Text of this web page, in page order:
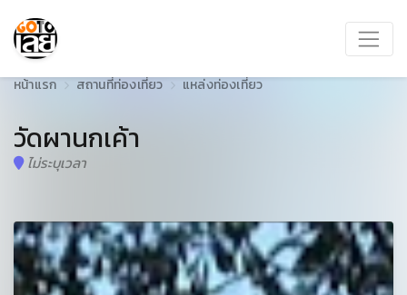
หน้าแรก สถานที่ท่องเที่ยว แหล่งท่องเที่ยว
วัดผานกเค้า
ไม่ระบุเวลา